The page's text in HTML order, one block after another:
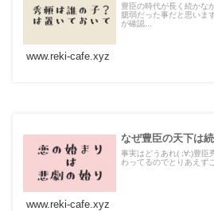
豊臣の時代が長く続かな
臆弱だった事だと思いま
が確認...
www.reki-cafe.xyz
なぜ豊臣の天下は
事実はどうあれ( ;∀;)豊臣
わってるのでとりあえず
www.reki-cafe.xyz